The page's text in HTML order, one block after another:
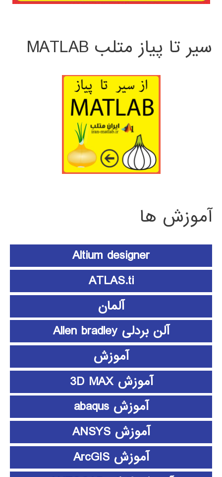
سیر تا پیاز متلب MATLAB
آموزش ها
Altium designer
ATLAS.ti
آلمان
آلن بردلی Allen bradley
آموزش
آموزش 3D MAX
آموزش abaqus
آموزش ANSYS
آموزش ArcGIS